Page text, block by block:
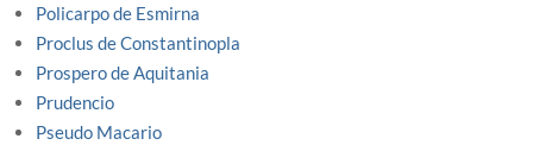
Policarpo de Esmirna
Proclus de Constantinopla
Prospero de Aquitania
Prudencio
Pseudo Macario